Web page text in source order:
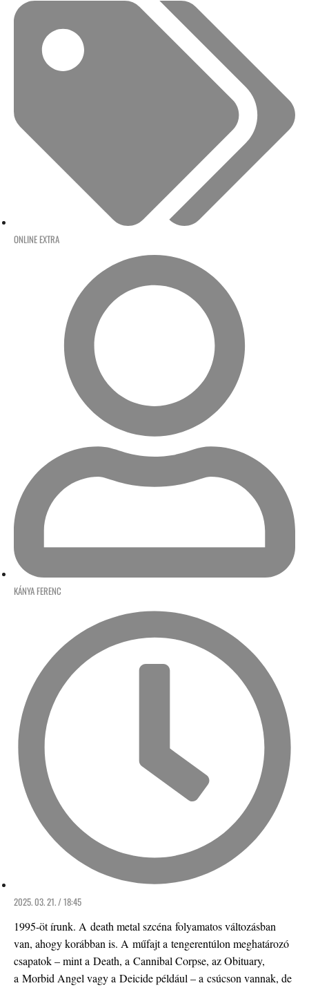
ONLINE EXTRA
KÁNYA FERENC
2025. 03. 21. / 18:45
1995-öt írunk. A death metal szcéna folyamatos változásban
van, ahogy korábban is. A műfajt a tengerentúlon meghatározó
csapatok – mint a Death, a Cannibal Corpse, az Obituary,
a Morbid Angel vagy a Deicide például – a csúcson vannak, de